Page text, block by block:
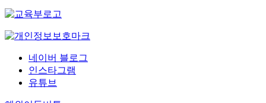
네이버 블로그
인스타그램
유튜브